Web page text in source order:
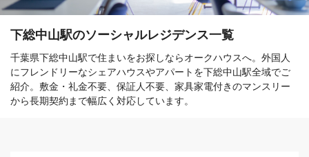
下総中山駅のソーシャルレジデンス一覧
千葉県下総中山駅で住まいをお探しならオークハウスへ。外国人
にフレンドリーなシェアハウスやアパートを下総中山駅全域でご
紹介。敷金・礼金不要、保証人不要、家具家電付きのマンスリー
から長期契約まで幅広く対応しています。